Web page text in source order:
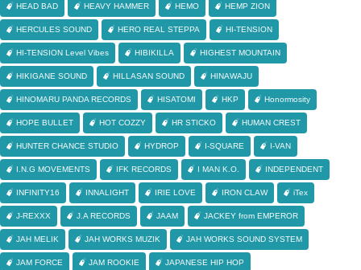
HEAD BAD HEAVY HAMMER HEMO HEMP ZION
HERCULES SOUND HERO REAL STEPPA HI-TENSION
HI-TENSION Level Vibes HIBIKILLA HIGHEST MOUNTAIN
HIKIGANE SOUND HILLASAN SOUND HINAWAJU
HINOMARU PANDA RECORDS HISATOMI HKP Honormosity
HOPE BULLET HOT COZZY HR STICKO HUMAN CREST
HUNTER CHANCE STUDIO HYDROP I-SQUARE I-VAN
I.N.G MOVEMENTS IFK RECORDS I MAN K.O. INDEPENDENT
INFINITY16 INNALIGHT IRIE LOVE IRON CLAW iTex
J-REXXX J.A RECORDS JAAM JACKEY from EMPEROR
JAH MELIK JAH WORKS MUZIK JAH WORKS SOUND SYSTEM
JAM FORCE JAM ROOKIE JAPANESE HIP HOP